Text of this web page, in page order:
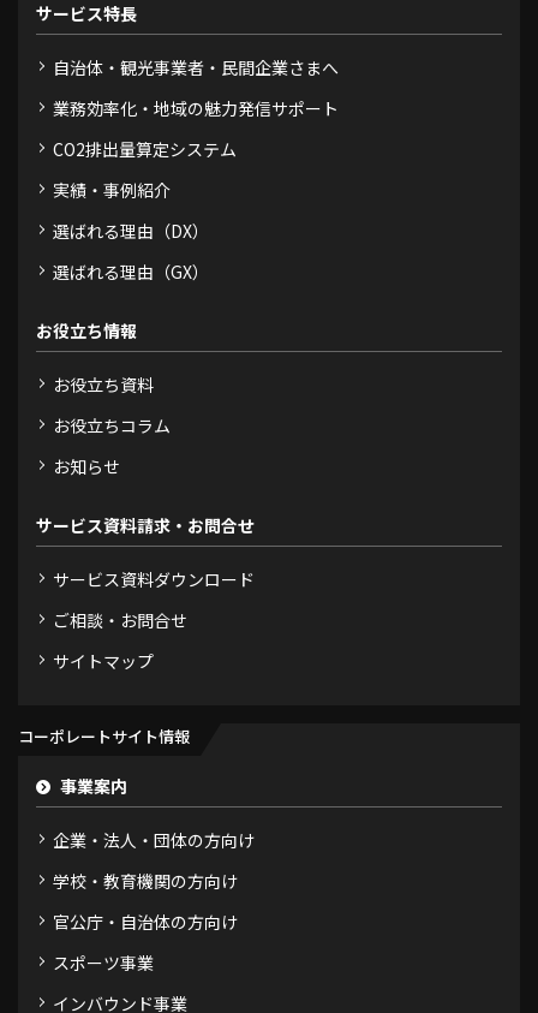
サービス特長
自治体・観光事業者・民間企業さまへ
業務効率化・地域の魅力発信サポート
CO2排出量算定システム
実績・事例紹介
選ばれる理由（DX）
選ばれる理由（GX）
お役立ち情報
お役立ち資料
お役立ちコラム
お知らせ
サービス資料請求・お問合せ
サービス資料ダウンロード
ご相談・お問合せ
サイトマップ
コーポレートサイト情報
事業案内
企業・法人・団体の方向け
学校・教育機関の方向け
官公庁・自治体の方向け
スポーツ事業
インバウンド事業